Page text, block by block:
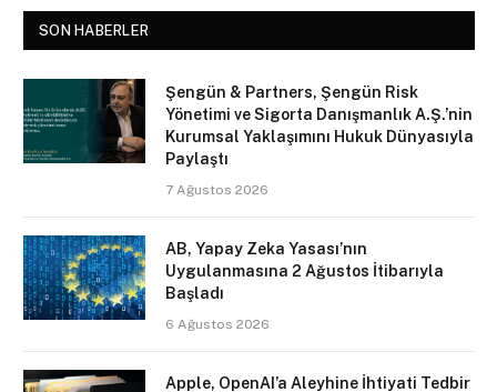
SON HABERLER
Şengün & Partners, Şengün Risk
Yönetimi ve Sigorta Danışmanlık A.Ş.’nin
Kurumsal Yaklaşımını Hukuk Dünyasıyla
Paylaştı
7 Ağustos 2026
AB, Yapay Zeka Yasası’nın
Uygulanmasına 2 Ağustos İtibarıyla
Başladı
6 Ağustos 2026
Apple, OpenAI’a Aleyhine İhtiyati Tedbir